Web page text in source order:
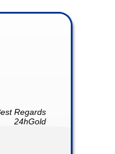
Regards
24hGold